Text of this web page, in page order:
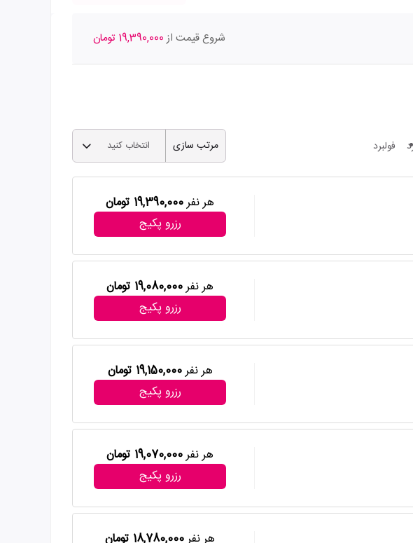
شروع قیمت از19,390,000 تومان
فولبرد مرتب سازی انتخاب کنید
هر نفر19,390,000 تومان
رزرو پکیج
هر نفر19,080,000 تومان
رزرو پکیج
هر نفر19,150,000 تومان
رزرو پکیج
هر نفر19,070,000 تومان
رزرو پکیج
هر نفر18,780,000 تومان